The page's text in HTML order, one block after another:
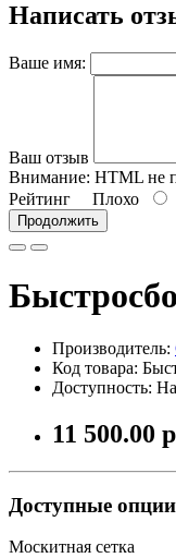
Написать
Ваше имя:
Ваш отзыв
Внимание: HTML не
Рейтинг Плохо
Продолжить
Производитель:
Код товара:
Доступность:
11 500.00
Доступные опции
Москитная сетка